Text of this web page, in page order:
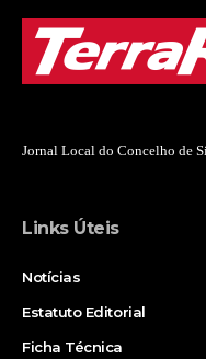
Jornal Local do Concelho de
Links Úteis
Notícias
Estatuto Editorial
Ficha Técnica